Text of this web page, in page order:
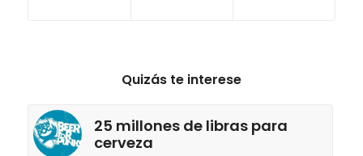
Quizás te interese
25 millones de libras para
cerveza